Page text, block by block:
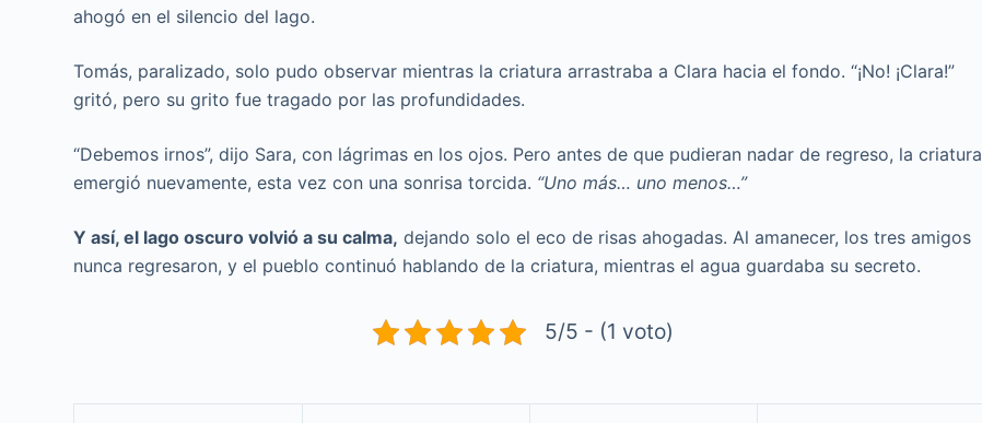
ahogó en el silencio del lago.
Tomás, paralizado, solo pudo observar mientras la criatura arrastraba a Clara hacia el fondo. “¡No! ¡Clara!”
gritó, pero su grito fue tragado por las profundidades.
“Debemos irnos”, dijo Sara, con lágrimas en los ojos. Pero antes de que pudieran nadar de regreso, la criatura
emergió nuevamente, esta vez con una sonrisa torcida. “Uno más… uno menos…”
Y así, el lago oscuro volvió a su calma, dejando solo el eco de risas ahogadas. Al amanecer, los tres amigos
nunca regresaron, y el pueblo continuó hablando de la criatura, mientras el agua guardaba su secreto.
5/5 - (1 voto)